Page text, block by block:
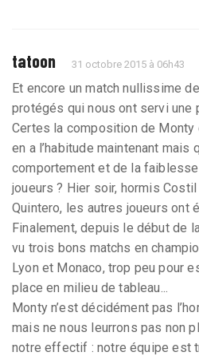
tatoon 31 octobre 2015 à 06h43
Et encore un match nullissime
protégés qui nous ont servi une
Certes la composition de Monty
en a l’habitude maintenant mais
comportement et de la
joueurs ? Hier soir, hormis
Quintero, les autres joueurs ont
Finalement, depuis le début de
vu trois bons matchs en
Lyon et Monaco, trop peu pour
place en milieu de tableau...
Monty n’est décidément pas
mais ne nous leurrons pas non
notre effectif : notre équipe est